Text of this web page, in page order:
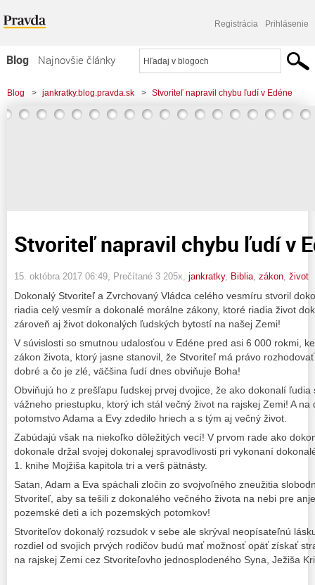
Registrácia Prihlásenie
Blog
Najnovšie články
Najčítanejšie články
Najkomentovanejšie články
Blog > jankratky.blog.pravda.sk > Stvoriteľ napravil chybu ľudí v Edéne
Stvoriteľ napravil chybu ľudí v
15. októbra 2017 06:49 , Prečítané 3 205x, jankratky, Biblia zákon život
Dokonalý Stvoriteľ a Zvrchovaný Vládca celého vesmíru stvoril
riadia celý vesmír a dokonalé morálne zákony, ktoré riadia život
zároveň aj život dokonalých ľudských bytostí na našej Zemi!
V súvislosti so smutnou udalosťou v Edéne pred asi 6 000 rokmi,
zákon života, ktorý jasne stanovil, že Stvoriteľ má právo
dobré a čo je zlé, väčšina ľudí dnes obviňuje Boha!
Obviňujú ho z prešľapu ľudskej prvej dvojice, že ako dokonalí
vážneho priestupku, ktorý ich stál večný život na rajskej Zemi! A
potomstvo Adama a Evy zdedilo hriech a s tým aj večný život.
Zabúdajú však na niekoľko dôležitých vecí! V prvom rade ako
dokonale držal svojej dokonalej spravodlivosti pri vykonaní
1. knihe Mojžiša kapitola tri a verš pätnásty.
Satan, Adam a Eva spáchali zločin zo svojvoľného zneužitia
Stvoriteľ, aby sa tešili z dokonalého večného života na nebi pre
pozemské deti a ich pozemských potomkov!
Stvoriteľov dokonalý rozsudok v sebe ale skrýval neopísateľnú
rozdiel od svojich prvých rodičov budú mať možnosť opäť získať
na rajskej Zemi cez Stvoriteľovho jednosplodeného Syna, Ježiša